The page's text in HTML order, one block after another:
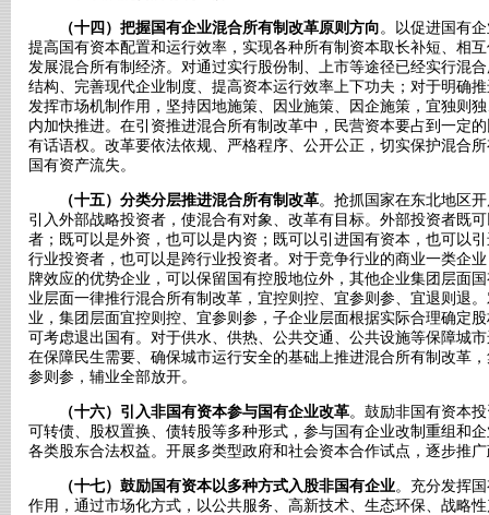
（十四）把握国有企业混合所有制改革原则方向。以促进国有
提高国有资本配置和运行效率，实现各种所有制资本取长补短、相
发展混合所有制经济。对通过实行股份制、上市等途径已经实行混
结构、完善现代企业制度、提高资本运行效率上下功夫；对于明确
发挥市场机制作用，坚持因地施策、因业施策、因企施策，宜独则
内加快推进。在引资推进混合所有制改革中，民营资本要占到一定
有话语权。改革要依法依规、严格程序、公开公正，切实保护混合
国有资产流失。
（十五）分类分层推进混合所有制改革。抢抓国家在东北地区
引入外部战略投资者，使混合有对象、改革有目标。外部投资者既
者；既可以是外资，也可以是内资；既可以引进国有资本，也可以
行业投资者，也可以是跨行业投资者。对于竞争行业的商业一类企
牌效应的优势企业，可以保留国有控股地位外，其他企业集团层面
业层面一律推行混合所有制改革，宜控则控、宜参则参、宜退则退
业，集团层面宜控则控、宜参则参，子企业层面根据实际合理确定
可考虑退出国有。对于供水、供热、公共交通、公共设施等保障城
在保障民生需要、确保城市运行安全的基础上推进混合所有制改革
参则参，辅业全部放开。
（十六）引入非国有资本参与国有企业改革。鼓励非国有资本
可转债、股权置换、债转股等多种形式，参与国有企业改制重组和
各类股东合法权益。开展多类型政府和社会资本合作试点，逐步推
（十七）鼓励国有资本以多种方式入股非国有企业。充分发挥
作用，通过市场化方式，以公共服务、高新技术、生态环保、战略